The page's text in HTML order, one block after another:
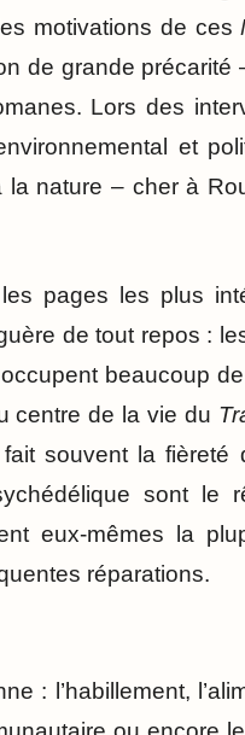
motivations de ces
de grande précarité
Lors des
et
nature – cher à
pages les plus
de tout repos :
beaucoup
centre de la vie du
souvent la
sont le
eux-mêmes la
réparations.
: l’habillement,